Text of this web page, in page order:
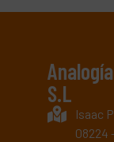
S.L
Isaac
08224